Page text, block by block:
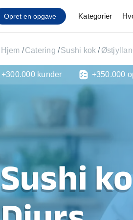
Opret en opgave Kategorier
Affaldsfjernelse
Afhentning af
Hårde hvidevare
Hjælp til mobil, pc, tv
Installation af ildsted
Møbelsamling og
Ophængning af
Hjem /Catering /Sushi kok /
Sushi
+300.000 kunder +350.000